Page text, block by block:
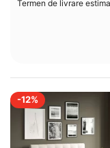
Termen de livrare
-12%